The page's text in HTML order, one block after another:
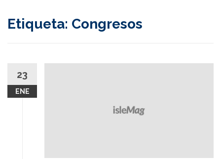
Etiqueta: Congresos
23
ENE